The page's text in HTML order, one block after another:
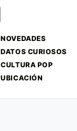
NOVEDADES
DATOS CURIOSOS
CULTURA POP
UBICACIÓN